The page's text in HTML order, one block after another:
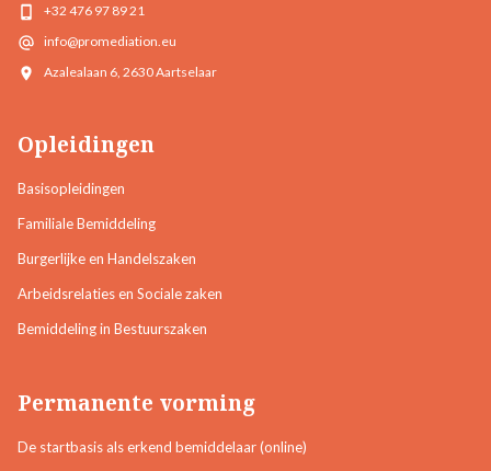
+32 476 97 89 21
info@promediation.eu
Azalealaan 6, 2630 Aartselaar
Opleidingen
Basisopleidingen
Familiale Bemiddeling
Burgerlijke en Handelszaken
Arbeidsrelaties en Sociale zaken
Bemiddeling in Bestuurszaken
Permanente vorming
De startbasis als erkend bemiddelaar (online)